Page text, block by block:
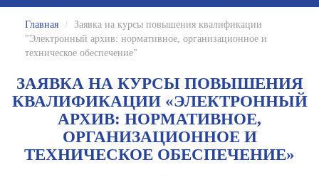
Главная / Заявка на курсы повышения квалификации
"Электронный архив: нормативное, организационное и
техническое обеспечение"
ЗАЯВКА НА КУРСЫ ПОВЫШЕНИЯ
КВАЛИФИКАЦИИ «ЭЛЕКТРОННЫЙ
АРХИВ: НОРМАТИВНОЕ,
ОРГАНИЗАЦИОННОЕ И
ТЕХНИЧЕСКОЕ ОБЕСПЕЧЕНИЕ»